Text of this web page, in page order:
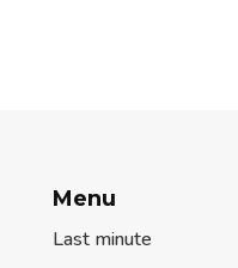
Menu
Last minute